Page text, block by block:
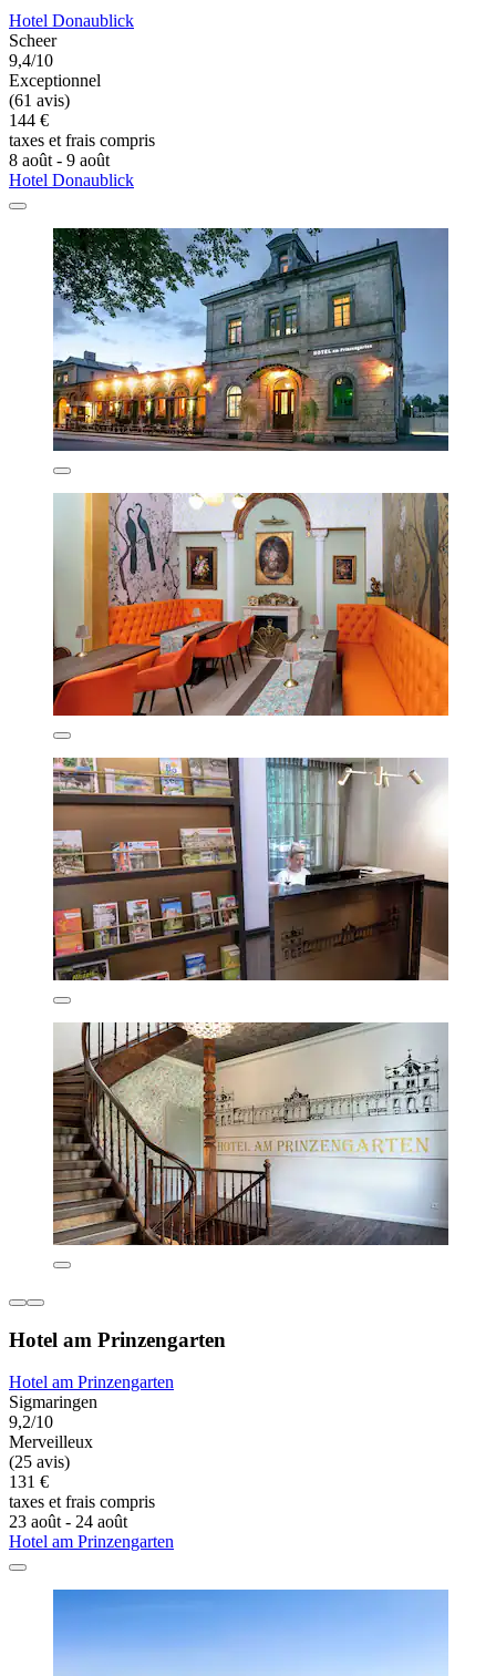
Hotel Donaublick
Scheer
9,4/10
Exceptionnel
(61 avis)
144 €
taxes et frais compris
8 août - 9 août
Hotel Donaublick
Hotel am Prinzengarten
Hotel am Prinzengarten
Sigmaringen
9,2/10
Merveilleux
(25 avis)
131 €
taxes et frais compris
23 août - 24 août
Hotel am Prinzengarten